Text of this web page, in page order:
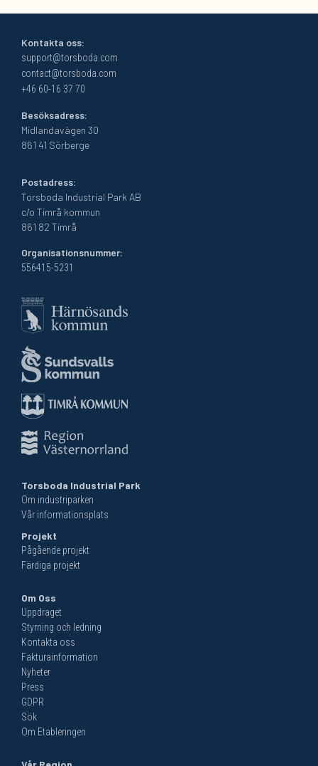
Kontakta oss:
support@torsboda.com
contact@torsboda.com
+46 60-16 37 70
Besöksadress:
Midlandavägen 30
861 41 Sörberge
Postadress:
Torsboda Industrial Park AB
c/o Timrå kommun
861 82 Timrå
Organisationsnummer:
556415-5231
Torsboda Industrial Park
Om industriparken
Vår informationsplats
Projekt
Pågående projekt
Färdiga projekt
Om Oss
Uppdraget
Styrning och ledning
Kontakta oss
Fakturainformation
Nyheter
Press
GDPR
Sök
Om Etableringen